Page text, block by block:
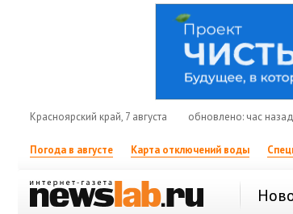
Красноярский край, 7 августа обновлено: час назад
Погода в августе Карта отключений воды